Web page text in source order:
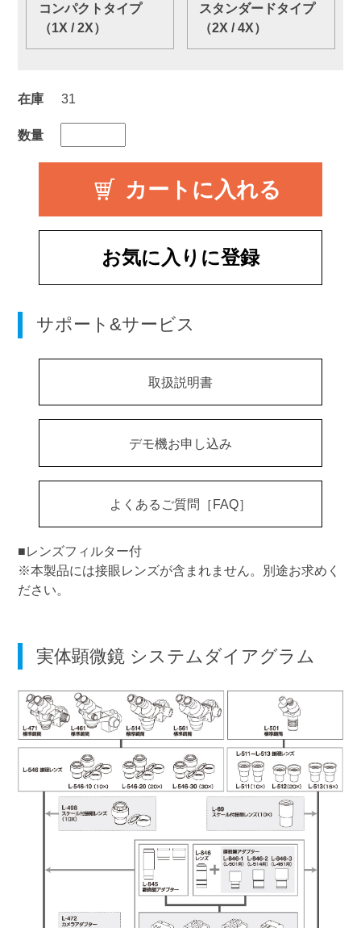
コンパクトタイプ
（1X / 2X）
スタンダードタイプ
（2X / 4X）
在庫 31
数量
お気に入りに登録
サポート&サービス
取扱説明書
デモ機お申し込み
よくあるご質問［FAQ］
■レンズフィルター付
※本製品には接眼レンズが含まれません。別途お求めく
ださい。
実体顕微鏡 システムダイアグラム